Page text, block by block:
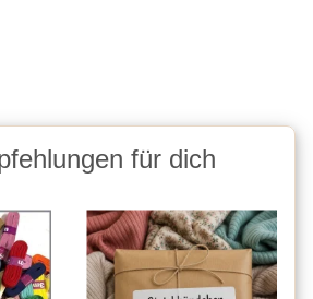
für dich